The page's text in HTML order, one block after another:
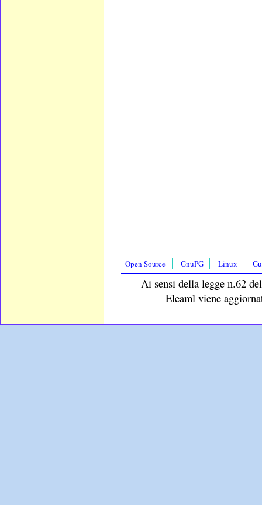
Open Source GnuPG Linux
Ai sensi della legge n.62
Eleaml viene